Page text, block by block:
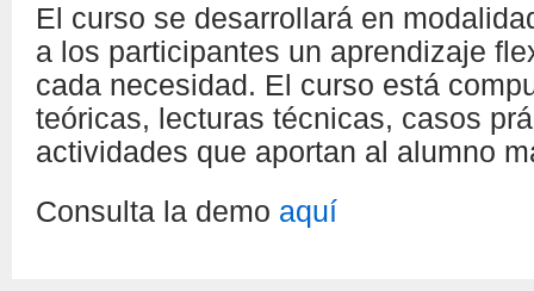
El curso se desarrollará en
a los participantes un aprendizaje
cada necesidad. El curso está
teóricas, lecturas técnicas, casos
actividades que aportan al alumno
Consulta la demo aquí